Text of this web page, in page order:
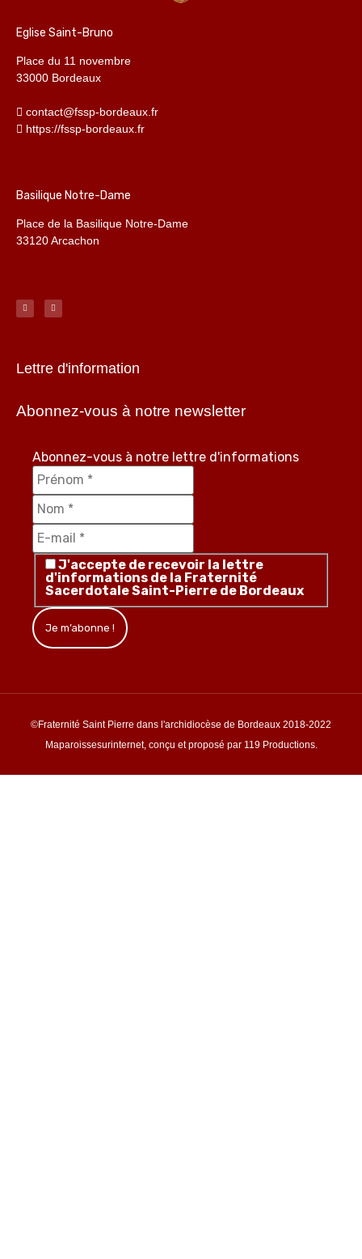
Eglise Saint-Bruno
Place du 11 novembre
33000 Bordeaux
contact@fssp-bordeaux.fr
https://fssp-bordeaux.fr
Basilique Notre-Dame
Place de la Basilique Notre-Dame
33120 Arcachon
Lettre d'information
Abonnez-vous à notre newsletter
Abonnez-vous à notre lettre d'informations
J'accepte de recevoir la lettre
d'informations de la Fraternité
Sacerdotale Saint-Pierre de Bordeaux
©Fraternité Saint Pierre dans l'archidiocèse de Bordeaux 2018-2022
Maparoissesurinternet, conçu et proposé par 119 Productions.